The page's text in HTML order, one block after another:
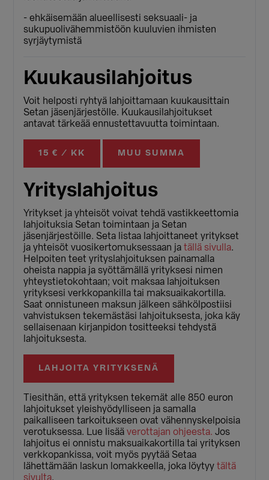
- ehkäisemään alueellisesti seksuaali- ja
sukupuolivähemmistöön kuuluvien ihmisten
syrjäytymistä
Kuukausilahjoitus
Voit helposti ryhtyä lahjoittamaan kuukausittain
Setan jäsenjärjestölle. Kuukausilahjoitukset
antavat tärkeää ennustettavuutta toimintaan.
15 € / KK MUU SUMMA
Yrityslahjoitus
Yritykset ja yhteisöt voivat tehdä vastikkeettomia
lahjoituksia Setan toimintaan ja Setan
jäsenjärjestöille. Seta listaa lahjoittaneet yritykset
ja yhteisöt vuosikertomuksessaan jatällä sivulla.
Helpoiten teet yrityslahjoituksen painamalla
oheista nappia ja syöttämällä yrityksesi nimen
yhteystietokohtaan; voit maksaa lahjoituksen
yrityksesi verkkopankilla tai maksuaikakortilla.
Saat onnistuneen maksun jälkeen sähkölpostiisi
vahvistuksen tekemästäsi lahjoituksesta, joka käy
sellaisenaan kirjanpidon tositteeksi tehdystä
lahjoituksesta.
LAHJOITA YRITYKSENÄ
Tiesithän, että yrityksen tekemät alle 850 euron
lahjoitukset yleishyödylliseen ja samalla
paikalliseen tarkoitukseen ovat vähennyskelpoisia
verotuksessa. Lue lisääverottajan ohjeesta. Jos
lahjoitus ei onnistu maksuaikakortilla tai yrityksen
verkkopankissa, voit myös pyytää Setaa
lähettämään laskun lomakkeella, joka löytyytältä
sivulta.